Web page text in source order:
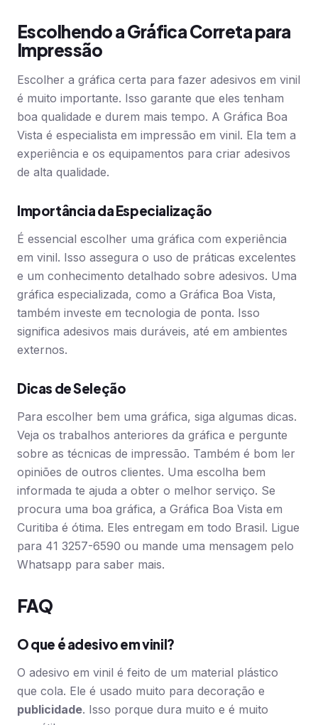
Escolhendo a Gráfica Correta para
Impressão
Escolher a gráfica certa para fazer adesivos em vinil
é muito importante. Isso garante que eles tenham
boa qualidade e durem mais tempo. A Gráfica Boa
Vista é especialista em impressão em vinil. Ela tem a
experiência e os equipamentos para criar adesivos
de alta qualidade.
Importância da Especialização
É essencial escolher uma gráfica com experiência
em vinil. Isso assegura o uso de práticas excelentes
e um conhecimento detalhado sobre adesivos. Uma
gráfica especializada, como a Gráfica Boa Vista,
também investe em tecnologia de ponta. Isso
significa adesivos mais duráveis, até em ambientes
externos.
Dicas de Seleção
Para escolher bem uma gráfica, siga algumas dicas.
Veja os trabalhos anteriores da gráfica e pergunte
sobre as técnicas de impressão. Também é bom ler
opiniões de outros clientes. Uma escolha bem
informada te ajuda a obter o melhor serviço. Se
procura uma boa gráfica, a Gráfica Boa Vista em
Curitiba é ótima. Eles entregam em todo Brasil. Ligue
para 41 3257-6590 ou mande uma mensagem pelo
Whatsapp para saber mais.
FAQ
O que é adesivo em vinil?
O adesivo em vinil é feito de um material plástico
que cola. Ele é usado muito para decoração e
publicidade. Isso porque dura muito e é muito